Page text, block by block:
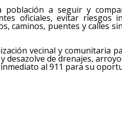
a seguir y
oficiales, evitar riesgos
caminos, puentes y calles
vecinal y comunitaria
desazolve de drenajes,
al 911 para su